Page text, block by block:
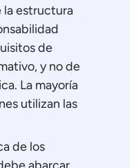
estructura
de
y no de
La mayoría
utilizan las
de los